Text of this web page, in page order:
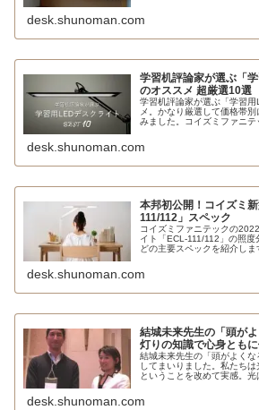
desk.shunoman.com
学習机評論家が選ぶ「
のオススメ 超厳選10選
学習机評論家が選ぶ「学習
メ。かなり厳選して価格帯
みました。コイズミファニテ
desk.shunoman.com
本邦初公開！コイズミ
111/112」スペック
コイズミファニテックの
イト「ECL-111/112」の照
どの主要スペックを紹介しま
desk.shunoman.com
結城未来先生の「頭が
灯りの知識で心身とも
結城未来先生の「頭がよく
してまいりました。私たち
ということを改めて実感。光
desk.shunoman.com